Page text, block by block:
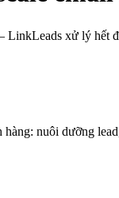
xử lý hết
nuôi dưỡng